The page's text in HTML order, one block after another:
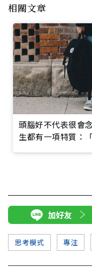
相關文章
頭腦好不代表很會
生都有一項特質：
加好友
思考模式 專注